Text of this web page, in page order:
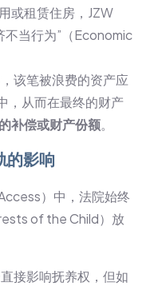
或租赁住房，JZW
不当行为”（Economic
该笔被浪费的资产应
，从而在最终的财产
补偿或财产份额。
的影响
）中，法院始终
of the Child）放
接影响抚养权，但如